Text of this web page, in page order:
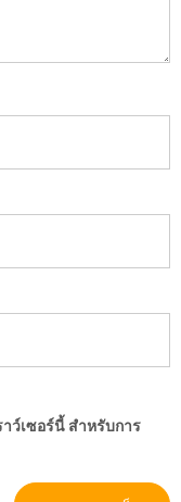
ว์เซอร์นี้ สำหรับการ